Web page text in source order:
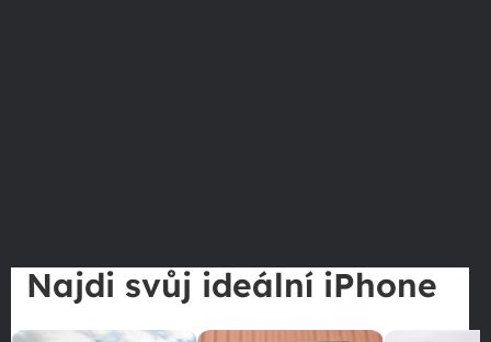
Najdi svůj ideální iPhone